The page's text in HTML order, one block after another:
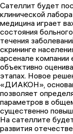
Сателлит будет
клинической
медицина играет
состояния
течения
скрининге
арсенале
объективно
этапах. Новое
«ДИАКОН»,
позволяет
параметров в
существенно
На сателлите
развития